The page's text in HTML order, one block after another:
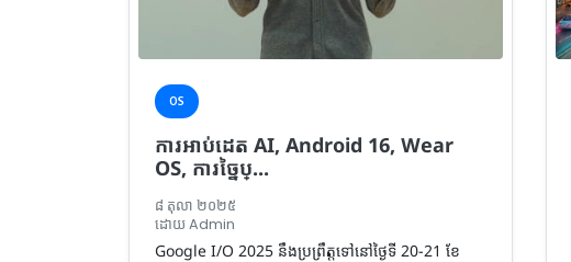
OS
ការអាប់ដេត AI, Android 16, Wear
OS, ការច្នៃប្...
៨ តុលា ២០២៥
ដោយ Admin
Google I/O 2025 នឹងប្រព្រឹត្តទៅនៅថ្ងៃទី 20-21 ខែ